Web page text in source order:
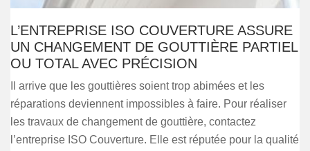
L’ENTREPRISE ISO COUVERTURE ASSURE
UN CHANGEMENT DE GOUTTIÈRE PARTIEL
OU TOTAL AVEC PRÉCISION
Il arrive que les gouttières soient trop abimées et les
réparations deviennent impossibles à faire. Pour réaliser
les travaux de changement de gouttière, contactez
l’entreprise ISO Couverture. Elle est réputée pour la qualité